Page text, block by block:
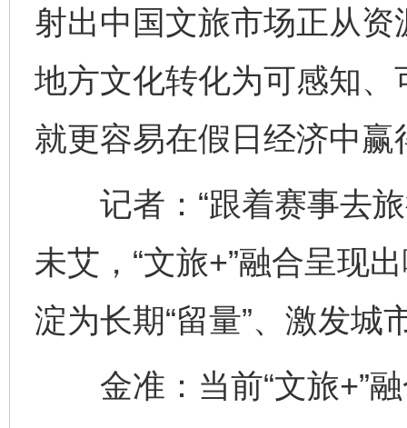
射出中国文旅市场正从
地方文化转化为可感知
就更容易在假日经济中赢
记者：“跟着赛事去旅
未艾，“文旅+”融合呈现
淀为长期“留量”、激发城
金准：当前“文旅+”融